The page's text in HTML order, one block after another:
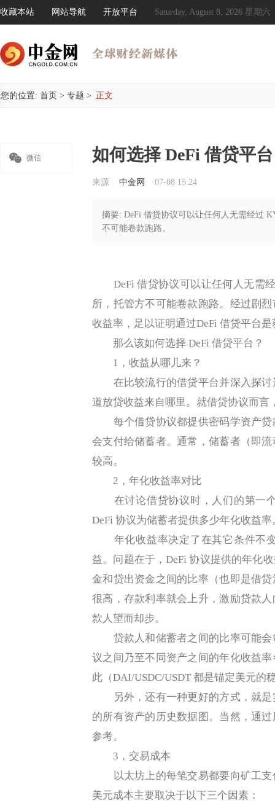
收藏本站 网站导航 开放平台 Saturday, August 8, 2026 星期六
您的位置: 首页 > 专题 > 正文
 微信 如何选择 DeFi 借贷平
来源 中金网 07-08 15:24
摘要: DeFi 借贷协议可以让任何人无需经过
不可能卷款跑路。
DeFi 借贷协议可以让任何人无需经
所，托管方不可能卷款跑路。经过剧
收益率，足以证明通过DeFi 借贷平台
那么该如何选择 DeFi 借贷平台？
1，收益从哪儿来？
在比较流行的借贷平台并深入探讨
道放贷收益来自哪里。就借贷协议而言
每个借贷协议都提供密码学资产贷
会支付给储蓄者。通常，储蓄者（即
较高。
2，年化收益率对比
在讨论借贷协议时，人们的第一个
DeFi 协议为储蓄者提供多少年化收益率
年化收益率决定了在其它条件不变
益。问题在于，DeFi 协议提供的年化
金和贷出资金之间的比率（也即是借
很高，存款利率就会上升，激励贷款
款人望而却步。
贷款人和储蓄者之间的比率可能会
议之间乃至不同资产之间的年化收益
此（DAI/USDC/USDT 都是锚定美元的
另外，还有一种更好的方式，就是
的所有资产的历史数据图。当然，通
参考。
3，交易成本
以太坊上的每笔交易都要向矿工支
美元成本主要取决于以下三个因素：